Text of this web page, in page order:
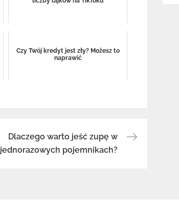
Czy Twój kredyt jest zły? Możesz to
naprawić
Dlaczego warto jeść zupę w
jednorazowych pojemnikach?